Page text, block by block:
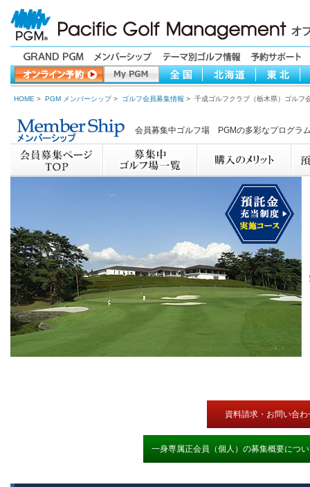
HOME > PGM メンバーシップ> ゴルフ会員募集情報 > 千成ゴルフクラブ（栃木県）ゴルフ
会員募集中ゴルフ場 PGMの多彩なプログラ
資料請求・お問い合わ
一身専属正会員（個人）の募集概要につ